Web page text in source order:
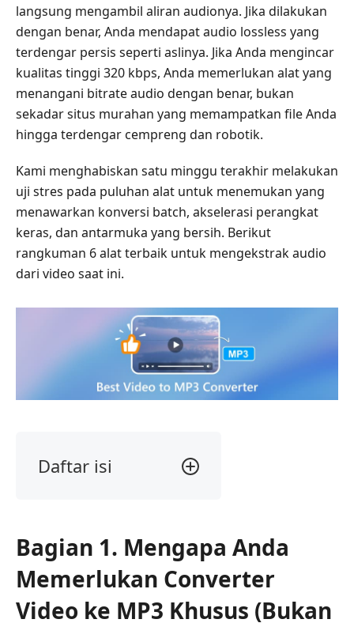
langsung mengambil aliran audionya. Jika dilakukan
dengan benar, Anda mendapat audio lossless yang
terdengar persis seperti aslinya. Jika Anda mengincar
kualitas tinggi 320 kbps, Anda memerlukan alat yang
menangani bitrate audio dengan benar, bukan
sekadar situs murahan yang memampatkan file Anda
hingga terdengar cempreng dan robotik.
Kami menghabiskan satu minggu terakhir melakukan
uji stres pada puluhan alat untuk menemukan yang
menawarkan konversi batch, akselerasi perangkat
keras, dan antarmuka yang bersih. Berikut
rangkuman 6 alat terbaik untuk mengekstrak audio
dari video saat ini.
Daftar isi
Perlu
Converter
Video
MP3
Bagian 1. Mengapa Anda
Memerlukan Converter
Video ke MP3 Khusus (Bukan